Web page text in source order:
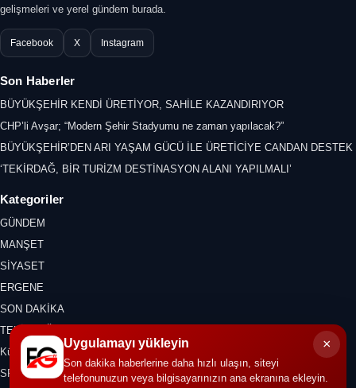
gelişmeleri ve yerel gündem burada.
Facebook X Instagram
Son Haberler
BÜYÜKŞEHİR KENDİ ÜRETİYOR, SAHİLE KAZANDIRIYOR
CHP’li Avşar; “Modern Şehir Stadyumu ne zaman yapılacak?”
BÜYÜKŞEHİR’DEN ARI YAŞAM GÜCÜ İLE ÜRETİCİYE CANDAN DESTEK
‘TEKİRDAĞ, BİR TURİZM DESTİNASYON ALANI YAPILMALI’
Kategoriler
GÜNDEM
MANŞET
SİYASET
ERGENE
SON DAKİKA
TEKİRDAĞ
Kültür Sanat
SPOR
×
Uygulamayı yükleyin
Son dakika haberlerine daha hızlı ulaşın, siteyi
telefonunuzun veya bilgisayarınızın ana ekranına ekleyin.